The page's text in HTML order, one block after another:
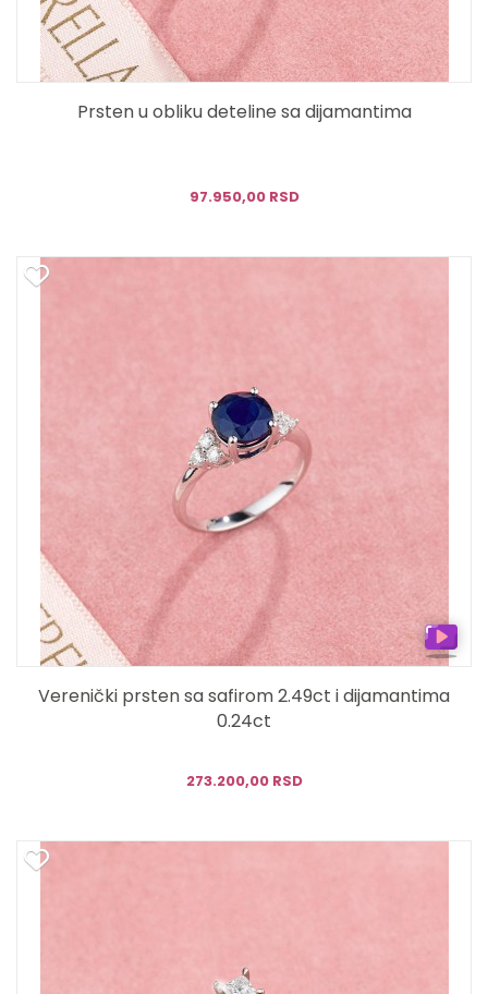
Prsten u obliku deteline sa dijamantima
97.950,00 RSD
Verenički prsten sa safirom 2.49ct i dijamantima
0.24ct
273.200,00 RSD